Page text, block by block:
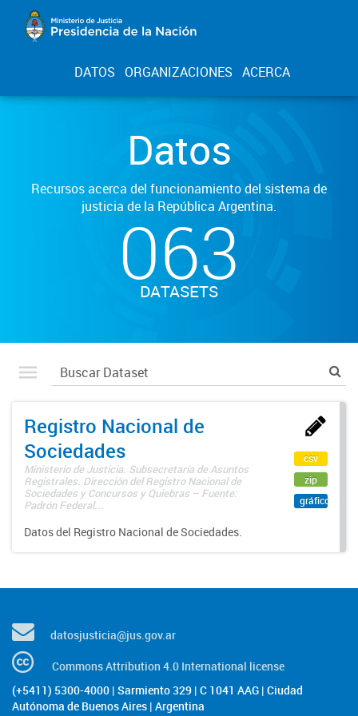
DATOS ORGANIZACIONES ACERCA
Datos
Recursos acerca del funcionamiento del sistema de
justicia de la República Argentina.
063
DATASETS
Registro Nacional de
Sociedades
Ministerio de Justicia. Subsecretaría de Asuntos
Registrales. Dirección del Registro Nacional de
Sociedades y Concursos y Quiebras – Fuente:
Padrón Federal...
Datos del Registro Nacional de Sociedades.
csv
zip
gráfico
datosjusticia@jus.gov.ar
Commons Attribution 4.0 International license
(+5411) 5300-4000 | Sarmiento 329 | C 1041 AAG | Ciudad
Autónoma de Buenos Aires | Argentina